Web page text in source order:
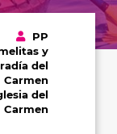
PP
y
del
Carmen
del
Carmen